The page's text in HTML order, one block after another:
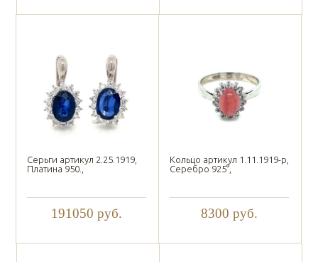
Серьги артикул 2.25.1919,
Платина 950.,
191050 руб.
Кольцо артикул 1.11.1919-р,
Серебро 925°,
8300 руб.